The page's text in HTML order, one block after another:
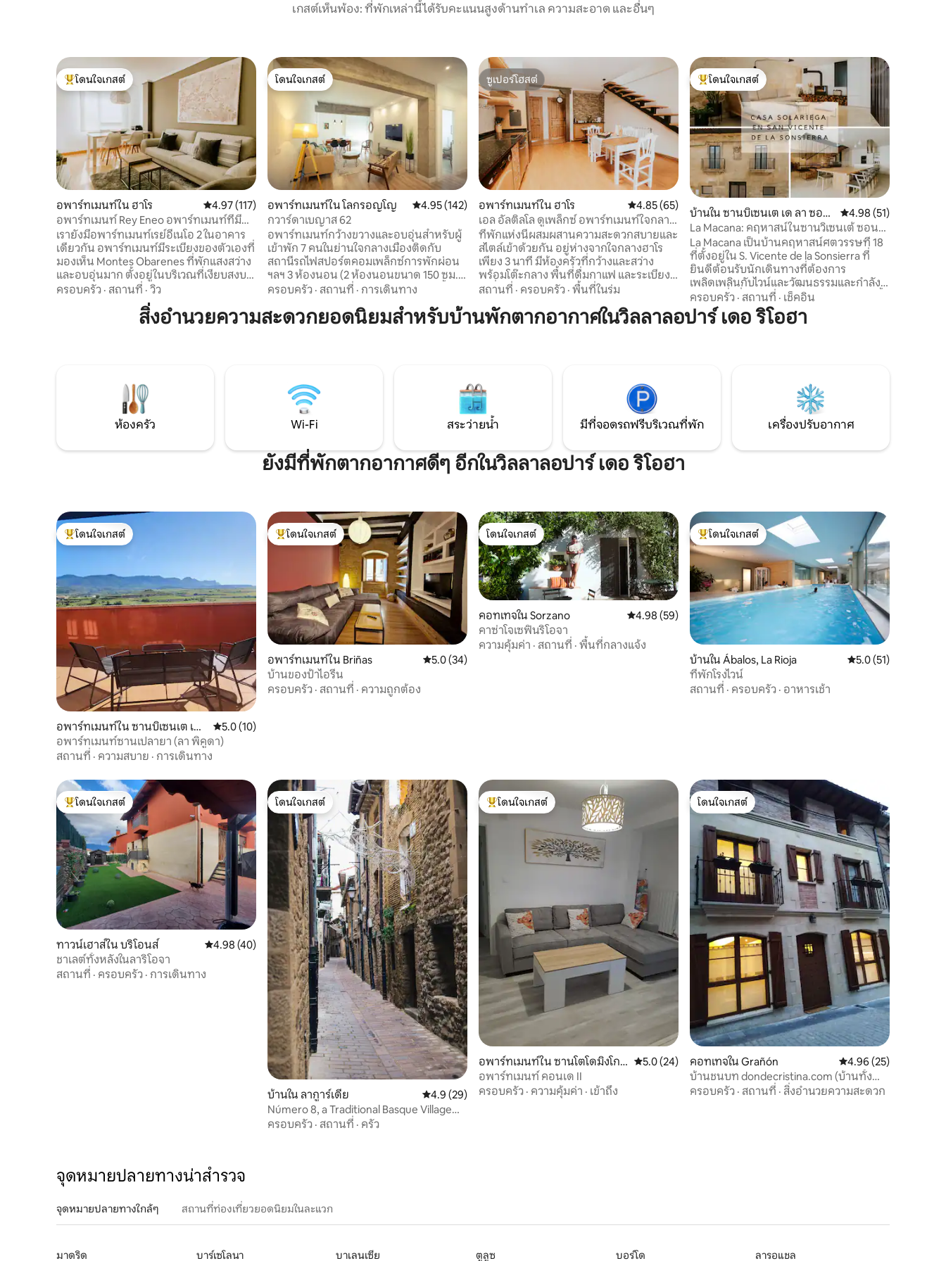
เกสต์เห็นพ้อง: ที่พักเหล่านี้ได้รับคะแนนสูงด้านทำเล ความสะอาด และอื่นๆ
โดนใจเกสต์ที่สุด
โดนใจเกสต์
อพาร์ทเมนท์ใน ฮาโร คะแนนเฉลี่ย 4.97 จาก 5, 117 รีวิว
4.97 (117)
อพาร์ทเมนท์ Rey Eneo อพาร์ทเมนท์ที่มี
ประวัติศาสตร์...
เรายังมีอพาร์ทเมนท์เรย์อีเนโอ 2 ในอาคาร
เดียวกัน อพาร์ทเมนท์มีระเบียงของตัวเองที่
มองเห็น Montes Obarenes ที่พักแสงสว่าง
และอบอุ่นมาก ตั้งอยู่ในบริเวณที่เงียบสงบ
นอกความเร่งรีบและวุ่นวายของตัวเมือง
ออกแบบมาเพื่อให้ผู้เข้าพักได้รับความ
สะดวกสบายมากที่สุด ห้องพักได้รับการ
ตกแต่งอย่างมีเอกลักษณ์ และมีทีวีจอแบน
เครื่องปรับอากาศ ทีวีจอแบนและ
เครื่องพิมพ์คอมพิวเตอร์ ห้องครัวพร้อม
อุปกรณ์ครบครันมีเครื่องใช้และเครื่องใช้
ไฟฟ้าทุกประเภท ตู้เย็น เครื่องซักผ้า เครื่อง
Dolce Taste พร้อมแคปซูลให้ลูกค้า และกา
ครอบครัว · สถานที่ · วิว
โดนใจเกสต์
โดนใจเกสต์
อพาร์ทเมนท์ใน โลกรอญโญ คะแนนเฉลี่ย 4.95 จาก 5, 142 รีวิว
4.95 (142)
กวาร์ดาเบญาส 62
อพาร์ทเมนท์กว้างขวางและอบอุ่นสำหรับผู้
เข้าพัก 7 คนในย่านใจกลางเมืองติดกับ
สถานีรถไฟสปอร์ตคอมเพล็กซ์การพักผ่อน
ฯลฯ 3 ห้องนอน (2 ห้องนอนขนาด 150 ซม.
และ 1 ห้องนอนมี 3 เตียง 90 ซม.) ห้องน้ำ
เครื่องล้างจานและไมโครเวฟเครื่องซักผ้า -
Wi-Fi เครื่องปรับอากาศ ระบบทำความร้อน
รถยนต์ที่มีความยาวสูงไม่เกิน 4.50 เมตร
และสูง 1.85 เมตร สนามบินห่างออกไป 16
ครอบครัว · สถานที่ · การเดินทาง
ซูเปอร์โฮสต์
ซูเปอร์โฮสต์
อพาร์ทเมนท์ใน ฮาโร คะแนนเฉลี่ย 4.85 จาก 5, 65 รีวิว
4.85 (65)
เอล อัลติลโล ดูเพล็กซ์ อพาร์ทเมนท์ใจกลาง
เมือง
ที่พักแห่งนี้ผสมผสานความสะดวกสบายและ
สไตล์เข้าด้วยกัน อยู่ห่างจากใจกลางฮาโร
เพียง 3 นาที มีห้องครัวที่กว้างและสว่าง
พร้อมโต๊ะกลาง พื้นที่ดื่มกาแฟ และระเบียงที่
น่ารื่นรมย์ ปล่อยให้ตัวคุณเองประหลาดใจ
เหมาะสำหรับการเพลิดเพลินกับภาพยนตร์
ที่คุณชื่นชอบ เพิ่งได้รับการปรับปรุงใหม่ ยัง
และสว่างมาก และคุณอยู่ใจกลางเมือง
สถานที่ · ครอบครัว · พื้นที่ในร่ม
โดนใจเกสต์ที่สุด
โดนใจเกสต์
บ้านใน ซานบิเซนเต เด ลา ซอน
ซีเอร์รา
คะแนนเฉลี่ย 4.98 จาก
4.98 (51)
La Macana: คฤหาสน์ในซานวิเซนเต้ ซอน
เซียร์รา
La Macana เป็นบ้านคฤหาสน์ศตวรรษที่ 18
ที่ตั้งอยู่ใน S. Vicente de la Sonsierra ที่
ยินดีต้อนรับนักเดินทางที่ต้องการ
เพลิดเพลินกับไวน์และวัฒนธรรมและกำลัง
มองหาสิ่งที่พิเศษและสร้างแรงบันดาลใจ ตั้ง
อยู่ในทำเลยุทธศาสตร์ห่างจากเขตสถานีฮา
โรเพียง 10 'และโรงบ่มไวน์เซ็นเตอร์และ 25'
การทำอาหารอันงดงามของพื้นที่
ครอบครัว · สถานที่ · เช็คอิน
สิ่งอำนวยความสะดวกยอดนิยมสำหรับบ้านพักตากอากาศในวิลลาลอปาร์ เดอ ริโอฮา
ห้องครัว Wi-Fi สระว่ายน้ำ มีที่จอดรถฟรีบริเวณที่พัก เครื่องปรับอากาศ
ยังมีที่พักตากอากาศดีๆ อีกในวิลลาลอปาร์ เดอ ริโอฮา
โดนใจเกสต์ที่สุด
โดนใจเกสต์
อพาร์ทเมนท์ใน ซานบิเซนเต เด ล
า ซอนซีเอร์รา
คะแนนเฉลี่ย 5.0 จาก 5, 10 รีวิว
5.0 (10)
อพาร์ทเมนท์ซานเปลายา (ลา พิคูดา)
สถานที่ · ความสบาย · การเดินทาง
โดนใจเกสต์ที่สุด
โดนใจเกสต์
อพาร์ทเมนท์ใน Briñas คะแนนเฉลี่ย 5.0 จาก 5, 34 รีวิว
5.0 (34)
บ้านของป้าไอรีน
ครอบครัว · สถานที่ · ความถูกต้อง
โดนใจเกสต์
โดนใจเกสต์
คอทเทจใน Sorzano คะแนนเฉลี่ย 4.98 จาก 5, 59 รีวิว
4.98 (59)
คาซ่าโจเซฟินริโอจา
ความคุ้มค่า · สถานที่ · พื้นที่กลางแจ้ง
โดนใจเกสต์ที่สุด
โดนใจเกสต์
บ้านใน Ábalos, La Rioja คะแนนเฉลี่ย 5.0 จาก
5.0 (51)
ที่พักโรงไวน์
สถานที่ · ครอบครัว · อาหารเช้า
โดนใจเกสต์ที่สุด
โดนใจเกสต์
ทาวน์เฮาส์ใน บริโอนส์ คะแนนเฉลี่ย 4.98 จาก 5, 40 รีวิว
4.98 (40)
ชาเลต์ทั้งหลังในลาริโอจา
สถานที่ · ครอบครัว · การเดินทาง
โดนใจเกสต์
โดนใจเกสต์
บ้านใน ลากูาร์เดีย คะแนนเฉลี่ย 4.9 จาก 5, 29 รีวิว
4.9 (29)
Número 8, a Traditional Basque Village
Homestead.
ครอบครัว · สถานที่ · ครัว
โดนใจเกสต์ที่สุด
โดนใจเกสต์
อพาร์ทเมนท์ใน ซานโตโดมิงโกเ
ดอลาคัลซาดา
คะแนนเฉลี่ย 5.0 จาก 5, 24 รีวิว
5.0 (24)
อพาร์ทเมนท์ คอนเด II
ครอบครัว · ความคุ้มค่า · เข้าถึง
โดนใจเกสต์
โดนใจเกสต์
คอทเทจใน Grañón คะแนนเฉลี่ย 4.96 จาก
4.96 (25)
บ้านชนบท dondecristina.com (บ้านทั้ง
หลัง)
ครอบครัว · สถานที่ · สิ่งอำนวยความสะดวก
จุดหมายปลายทางน่าสำรวจ
จุดหมายปลายทางใกล้ๆ สถานที่ท่องเที่ยวยอดนิยมในละแวก
มาดริด บาร์เซโลนา บาเลนเซีย ตูลูซ บอร์โด ลารอแชล